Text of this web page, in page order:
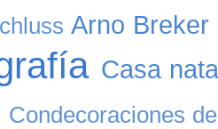
Arno Breker
Casa
Condecoraciones